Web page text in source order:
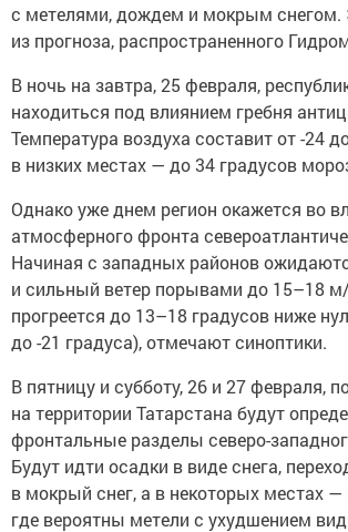
с метелями, дождем и мокрым снегом.
из прогноза, распространенного
В ночь на завтра, 25 февраля,
находиться под влиянием гребня
Температура воздуха составит от -24
в низких местах — до 34 градусов
Однако уже днем регион окажется во
атмосферного фронта
Начиная с западных районов
и сильный ветер порывами до 15–18
прогреется до 13–18 градусов ниже
до -21 градуса), отмечают синоптики.
В пятницу и субботу, 26 и 27 февраля,
на территории Татарстана будут
фронтальные разделы северо-
Будут идти осадки в виде снега,
в мокрый снег, а в некоторых местах
где вероятны метели с ухудшением